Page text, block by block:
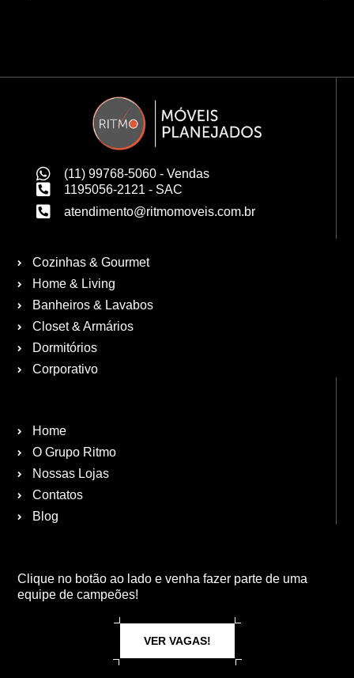
(11) 99768-5060 - Vendas
1195056-2121 - SAC
atendimento@ritmomoveis.com.br
Cozinhas & Gourmet
Home & Living
Banheiros & Lavabos
Closet & Armários
Dormitórios
Corporativo
Home
O Grupo Ritmo
Nossas Lojas
Contatos
Blog
Clique no botão ao lado e venha fazer parte de uma
equipe de campeões!
VER VAGAS!